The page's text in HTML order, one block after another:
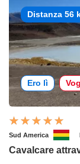
Distanza 56
Ero lì
Sud America
Cavalcare